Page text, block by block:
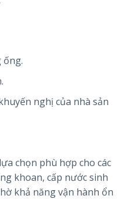
ống.
nghị của nhà sản
chọn phù hợp cho các
khoan, cấp nước sinh
khả năng vận hành ổn